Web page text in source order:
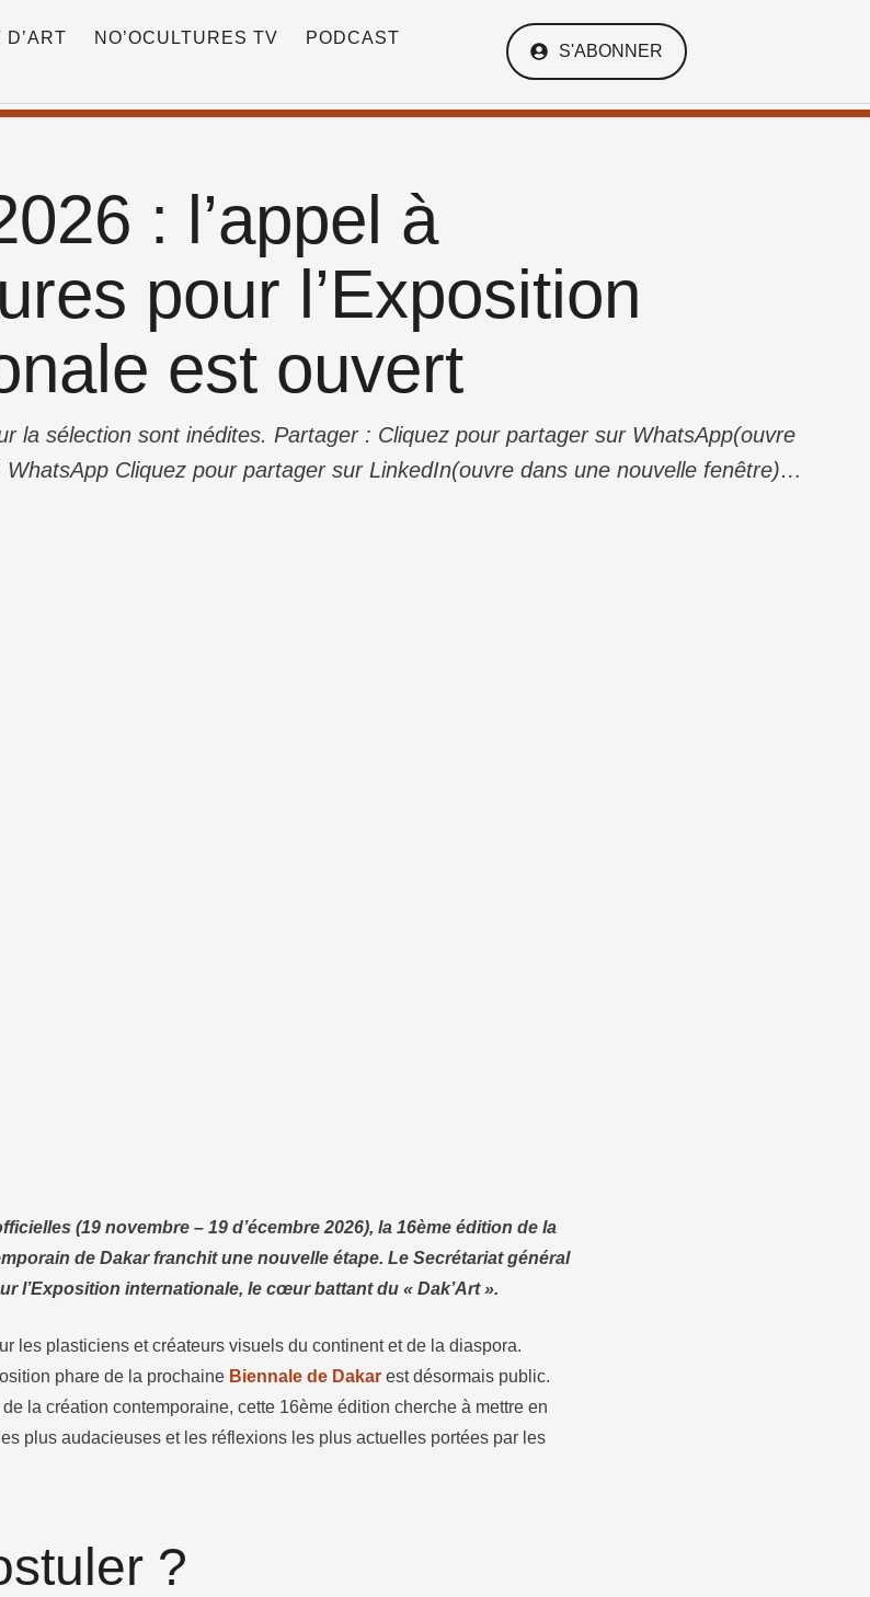
D’ART NO’OCULTURES TV
PODCAST
S'ABONNER
: l’appel à
pour l’Exposition
est ouvert
la sélection sont inédites. Partager : Cliquez pour partager sur WhatsApp(ouvre
Cliquez pour partager sur LinkedIn(ouvre dans une nouvelle fenêtre)
(19 novembre – 19 d’écembre 2026), la 16ème édition de la
de Dakar franchit une nouvelle étape. Le Secrétariat général
l’Exposition internationale, le cœur battant du « Dak’Art ».
les plasticiens et créateurs visuels du continent et de la diaspora.
phare de la prochaine Biennale de Dakar est désormais public.
la création contemporaine, cette 16ème édition cherche à mettre en
plus audacieuses et les réflexions les plus actuelles portées par les
?​